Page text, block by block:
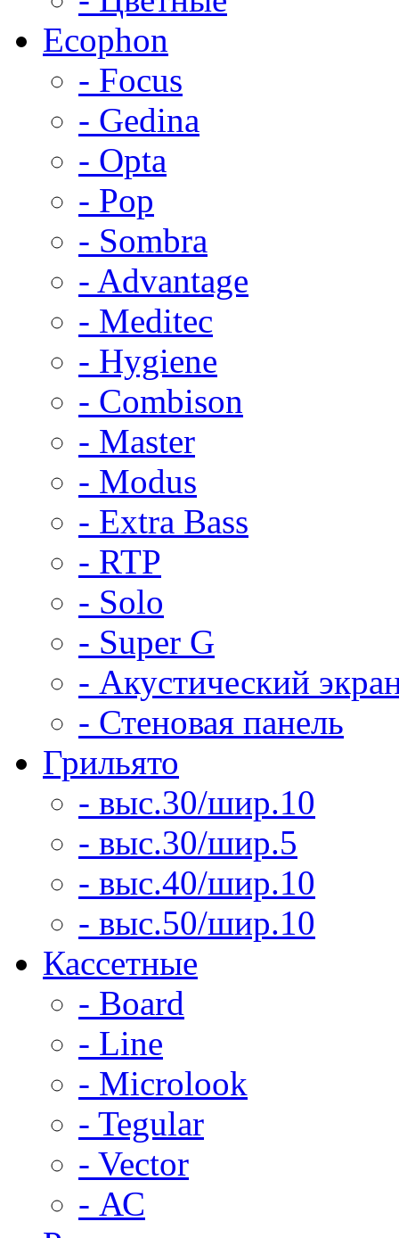
Ecophon
- Focus
- Gedina
- Opta
- Pop
- Sombra
- Advantage
- Meditec
- Hygiene
- Combison
- Master
- Modus
- Extra Bass
- RTP
- Solo
- Super G
- Акустический
- Стеновая панель
Грильято
- выс.30/шир.10
- выс.30/шир.5
- выс.40/шир.10
- выс.50/шир.10
Кассетные
- Board
- Line
- Microlook
- Tegular
- Vector
- АС